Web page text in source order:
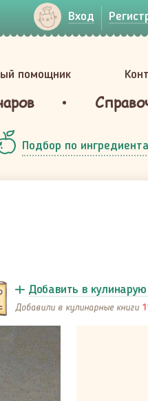
Вход
помощник
Подбор по
Добавить в кулинарую
Добавили в кулинарные книги